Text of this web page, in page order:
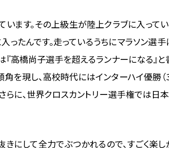
ます。その上級生が陸上クラブに入ってい
ったんです。走っているうちにマラソン選
高橋尚子選手を超えるランナーになる』と
を現し、高校時代にはインターハイ優勝
に、世界クロスカントリー選手権では日
にして全力でぶつかれるので、すごく楽し